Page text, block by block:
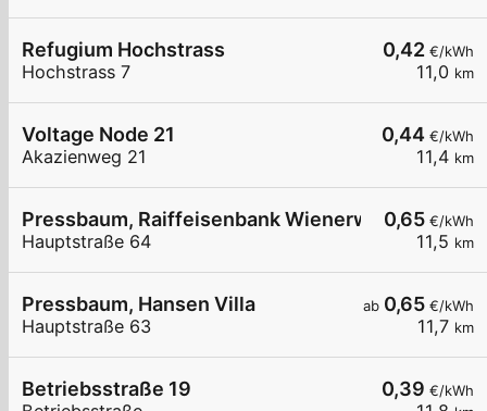
0,42 €/kWh
11,0 km
Refugium Hochstrass
Hochstrass 7
0,44 €/kWh
11,4 km
Voltage Node 21
Akazienweg 21
0,65 €/kWh
11,5 km
Pressbaum, Raiffeisenbank Wienerwald
Hauptstraße 64
ab 0,65 €/kWh
11,7 km
Pressbaum, Hansen Villa
Hauptstraße 63
0,39 €/kWh
Betriebsstraße 19